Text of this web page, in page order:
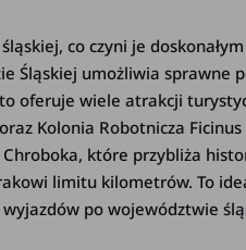
co czyni je
Śląskiej umożliwia sprawne
oferuje wiele atrakcji
Kolonia Robotnicza
które przybliża
limitu kilometrów. To
po województwie